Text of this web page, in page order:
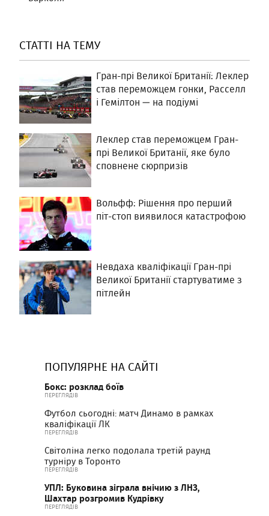
СТАТТІ НА ТЕМУ
Гран-прі Великої Британії: Леклер
став переможцем гонки, Расселл
і Гемілтон — на подіумі
Леклер став переможцем Гран-
прі Великої Британії, яке було
сповнене сюрпризів
Вольфф: Рішення про перший
піт-стоп виявилося катастрофою
Невдаха кваліфікації Гран-прі
Великої Британії стартуватиме з
пітлейн
ПОПУЛЯРНЕ НА САЙТІ
Бокс: розклад боїв
ПЕРЕГЛЯДІВ
Футбол сьогодні: матч Динамо в рамках
кваліфікації ЛК
ПЕРЕГЛЯДІВ
Світоліна легко подолала третій раунд
турніру в Торонто
ПЕРЕГЛЯДІВ
УПЛ: Буковина зіграла внічию з ЛНЗ,
Шахтар розгромив Кудрівку
ПЕРЕГЛЯДІВ